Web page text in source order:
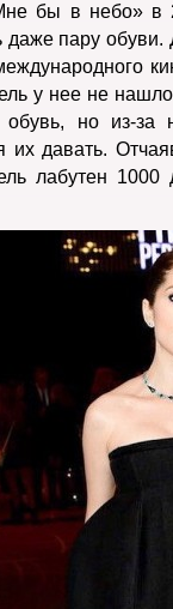
бы в небо» в
даже пару
у нее не
обувь, но из-за
их давать.
лабутен 1000